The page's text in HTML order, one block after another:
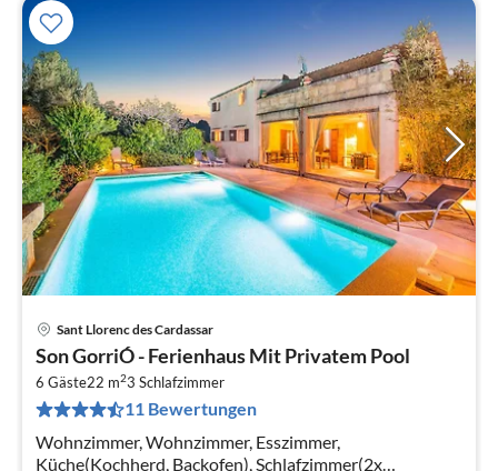
Sant Llorenc des Cardassar
Son GorriÓ - Ferienhaus Mit Privatem Pool
6 Gäste22 m23 Schlafzimmer
11 Bewertungen
Wohnzimmer, Wohnzimmer, Esszimmer,
Küche(Kochherd, Backofen), Schlafzimmer(2x